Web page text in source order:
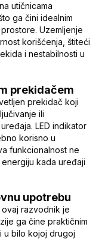
utičnicama
ga čini idealnim
Uzemljenje
korišćenja, štiteći
i nestabilnosti u
prekidačem
prekidač koji
ili
LED indikator
korisno u
funkcionalnost ne
kada uređaji
upotrebu
razvodnik je
ga čine praktičnim
u bilo kojoj drugoj